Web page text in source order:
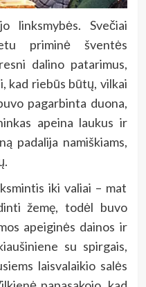
linksmybės. Svečiai
priminė šventės
dalino patarimus,
kad riebūs būtų, vilkai
pagarbinta duona,
apeina laukus ir
padalija namiškiams,
iki valiai – mat
žemę, todėl buvo
apeiginės dainos ir
su spirgais,
laisvalaikio salės